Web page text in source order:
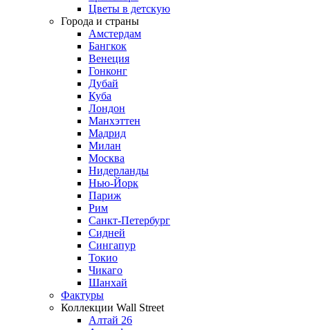
Цветы в детскую
Города и страны
Амстердам
Бангкок
Венеция
Гонконг
Дубай
Куба
Лондон
Манхэттен
Мадрид
Милан
Москва
Нидерланды
Нью-Йорк
Париж
Рим
Санкт-Петербург
Сидней
Сингапур
Токио
Чикаго
Шанхай
Фактуры
Коллекции Wall Street
Алтай 26